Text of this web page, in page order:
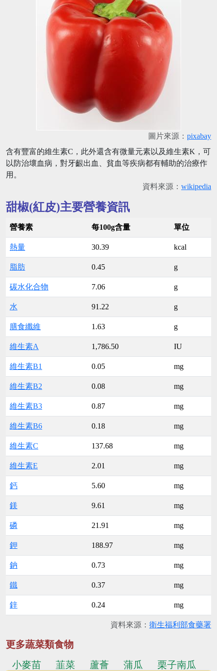
圖片來源： pixabay
含有豐富的維生素C，此外還含有微量元素以及維生素K，可
以防治壞血病，對牙齦出血、貧血等疾病都有輔助的治療作
用。
資料來源： wikipedia
甜椒(紅皮)主要營養資訊
營養素 每100g含量 單位
熱量 30.39 kcal
脂肪 0.45 g
碳水化合物 7.06 g
水 91.22 g
膳食纖維 1.63 g
維生素A 1,786.50 IU
維生素B1 0.05 mg
維生素B2 0.08 mg
維生素B3 0.87 mg
維生素B6 0.18 mg
維生素C 137.68 mg
維生素E 2.01 mg
鈣 5.60 mg
鎂 9.61 mg
磷 21.91 mg
鉀 188.97 mg
鈉 0.73 mg
鐵 0.37 mg
鋅 0.24 mg
資料來源： 衛生福利部食藥署
更多蔬菜類食物
小麥苗
韮菜 蘆薈 蒲瓜 栗子南瓜